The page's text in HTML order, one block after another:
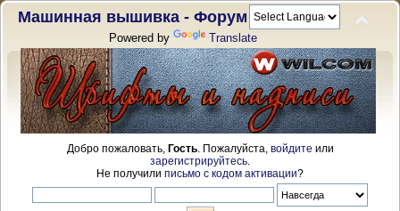
Машинная вышивка - Форум
Powered by Translate
Добро пожаловать, Гость. Пожалуйста, войдите или
зарегистрируйтесь
Не получили письмо с кодом активации?